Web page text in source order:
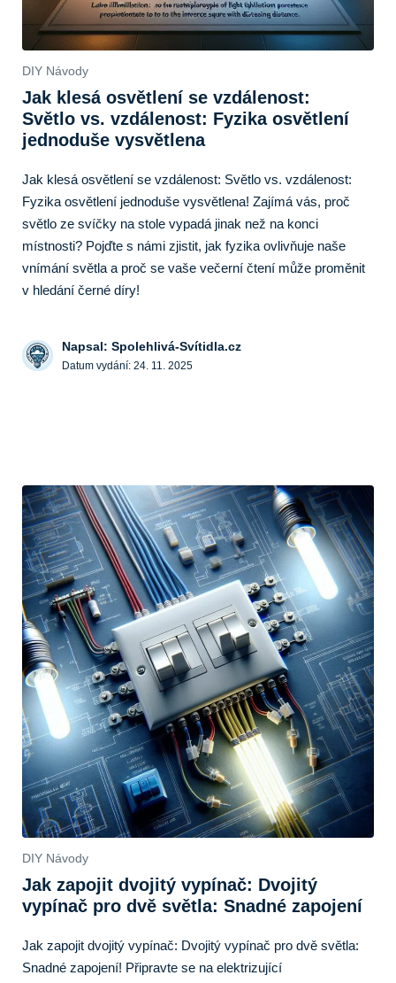
DIY Návody
Jak klesá osvětlení se vzdálenost:
Světlo vs. vzdálenost: Fyzika osvětlení
jednoduše vysvětlena
Jak klesá osvětlení se vzdálenost: Světlo vs. vzdálenost:
Fyzika osvětlení jednoduše vysvětlena! Zajímá vás, proč
světlo ze svíčky na stole vypadá jinak než na konci
místnosti? Pojďte s námi zjistit, jak fyzika ovlivňuje naše
vnímání světla a proč se vaše večerní čtení může proměnit
v hledání černé díry!
Napsal: Spolehlivá-Svítidla.cz
Datum vydání: 24. 11. 2025
DIY Návody
Jak zapojit dvojitý vypínač: Dvojitý
vypínač pro dvě světla: Snadné zapojení
Jak zapojit dvojitý vypínač: Dvojitý vypínač pro dvě světla:
Snadné zapojení! Připravte se na elektrizující